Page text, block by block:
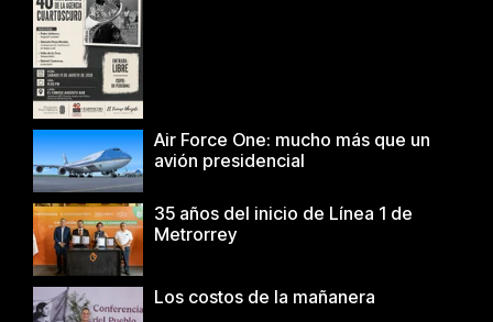
Air Force One: mucho más que un
avión presidencial
35 años del inicio de Línea 1 de
Metrorrey
Los costos de la mañanera